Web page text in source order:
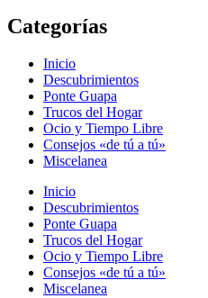
Categorías
Inicio
Descubrimientos
Ponte Guapa
Trucos del Hogar
Ocio y Tiempo Libre
Consejos «de tú a tú»
Miscelanea
Inicio
Descubrimientos
Ponte Guapa
Trucos del Hogar
Ocio y Tiempo Libre
Consejos «de tú a tú»
Miscelanea